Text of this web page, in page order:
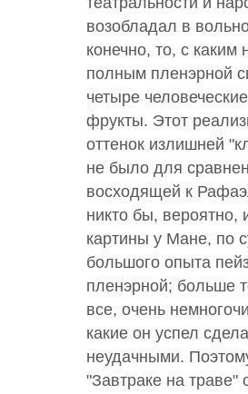
возобладал в
конечно, то, с
полным пленэрной
четыре
фрукты. Этот
оттенок излишней
не было для
восходящей к
никто бы, вероятно,
картины у Мане, по
большого опыта
пленэрной; больше
все, очень
какие он успел
неудачными.
"Завтраке на